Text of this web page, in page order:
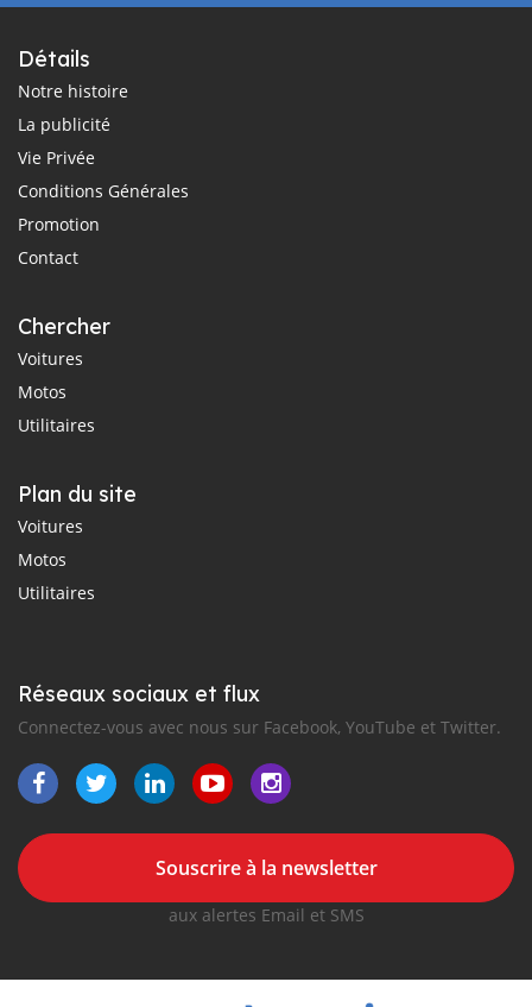
Détails
Notre histoire
La publicité
Vie Privée
Conditions Générales
Promotion
Contact
Chercher
Voitures
Motos
Utilitaires
Plan du site
Voitures
Motos
Utilitaires
Réseaux sociaux et flux
Connectez-vous avec nous sur Facebook, YouTube et Twitter.
Souscrire à la newsletter
aux alertes Email et SMS